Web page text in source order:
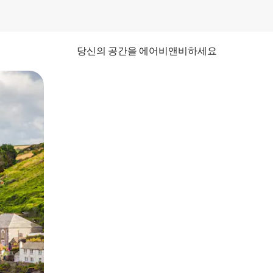
당신의 공간을 에어비앤비하세요